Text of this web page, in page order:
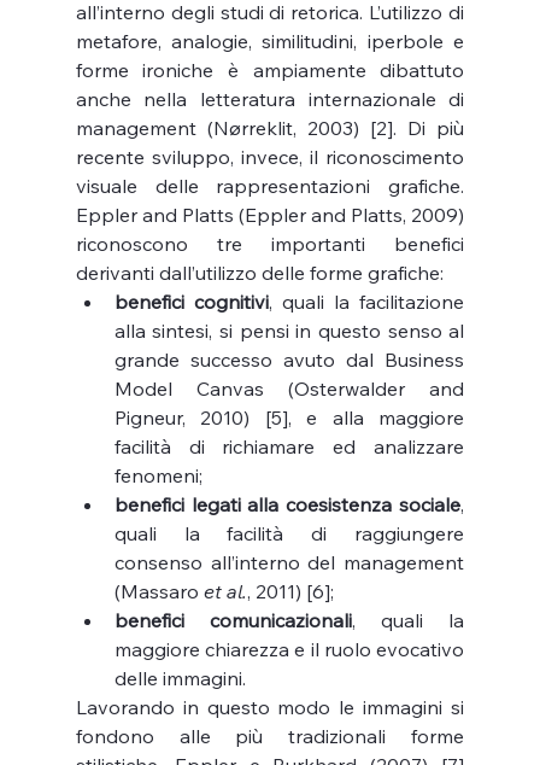
all’interno degli studi di retorica. L’utilizzo di
metafore, analogie, similitudini, iperbole e
forme ironiche è ampiamente dibattuto
anche nella letteratura internazionale di
management (Nørreklit, 2003) [2]. Di più
recente sviluppo, invece, il riconoscimento
visuale delle rappresentazioni grafiche.
Eppler and Platts (Eppler and Platts, 2009)
riconoscono tre importanti benefici
derivanti dall’utilizzo delle forme grafiche:
benefici cognitivi, quali la facilitazione
alla sintesi, si pensi in questo senso al
grande successo avuto dal Business
Model Canvas (Osterwalder and
Pigneur, 2010) [5], e alla maggiore
facilità di richiamare ed analizzare
fenomeni;
benefici legati alla coesistenza sociale,
quali la facilità di raggiungere
consenso all’interno del management
(Massaro et al., 2011) [6];
benefici comunicazionali, quali la
maggiore chiarezza e il ruolo evocativo
delle immagini.
Lavorando in questo modo le immagini si
fondono alle più tradizionali forme